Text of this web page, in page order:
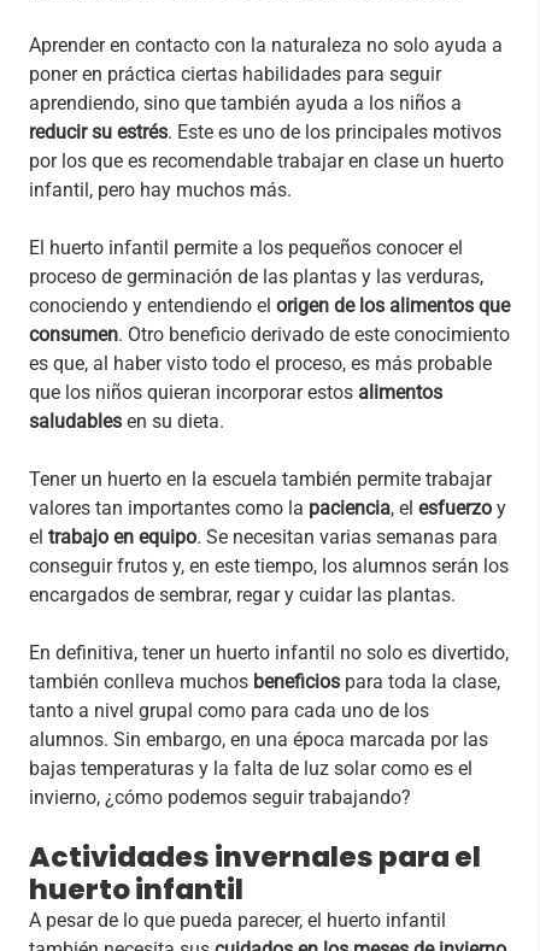
Aprender en contacto con la naturaleza no solo ayuda a
poner en práctica ciertas habilidades para seguir
aprendiendo, sino que también ayuda a los niños a
reducir su estrés. Este es uno de los principales motivos
por los que es recomendable trabajar en clase un huerto
infantil, pero hay muchos más.
El huerto infantil permite a los pequeños conocer el
proceso de germinación de las plantas y las verduras,
conociendo y entendiendo el origen de los alimentos que
consumen. Otro beneficio derivado de este conocimiento
es que, al haber visto todo el proceso, es más probable
que los niños quieran incorporar estos alimentos
saludables en su dieta.
Tener un huerto en la escuela también permite trabajar
valores tan importantes como la paciencia, el esfuerzo y
el trabajo en equipo. Se necesitan varias semanas para
conseguir frutos y, en este tiempo, los alumnos serán los
encargados de sembrar, regar y cuidar las plantas.
En definitiva, tener un huerto infantil no solo es divertido,
también conlleva muchos beneficios para toda la clase,
tanto a nivel grupal como para cada uno de los
alumnos. Sin embargo, en una época marcada por las
bajas temperaturas y la falta de luz solar como es el
invierno, ¿cómo podemos seguir trabajando?
Actividades invernales para el
huerto infantil
A pesar de lo que pueda parecer, el huerto infantil